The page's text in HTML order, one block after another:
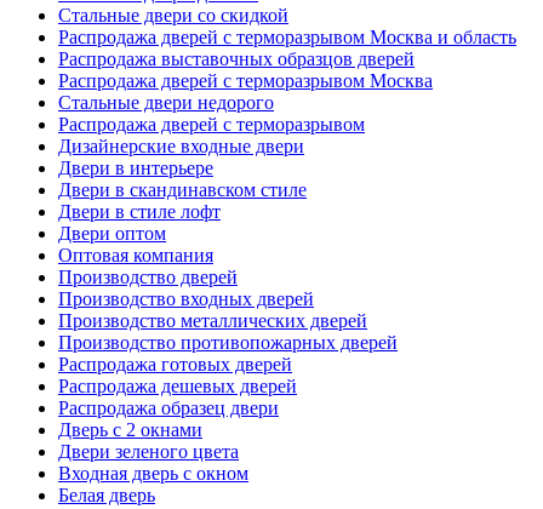
Стальные двери со скидкой
Распродажа дверей с терморазрывом Москва и область
Распродажа выставочных образцов дверей
Распродажа дверей с терморазрывом Москва
Стальные двери недорого
Распродажа дверей с терморазрывом
Дизайнерские входные двери
Двери в интерьере
Двери в скандинавском стиле
Двери в стиле лофт
Двери оптом
Оптовая компания
Производство дверей
Производство входных дверей
Производство металлических дверей
Производство противопожарных дверей
Распродажа готовых дверей
Распродажа дешевых дверей
Распродажа образец двери
Дверь с 2 окнами
Двери зеленого цвета
Входная дверь с окном
Белая дверь